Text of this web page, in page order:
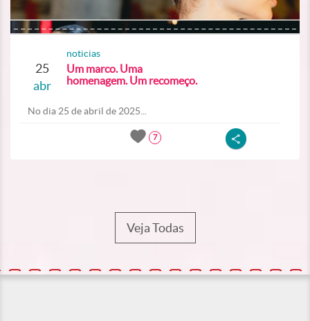
25
abr
noticias
Um marco. Uma
homenagem. Um recomeço.
No dia 25 de abril de 2025...
7
Veja Todas